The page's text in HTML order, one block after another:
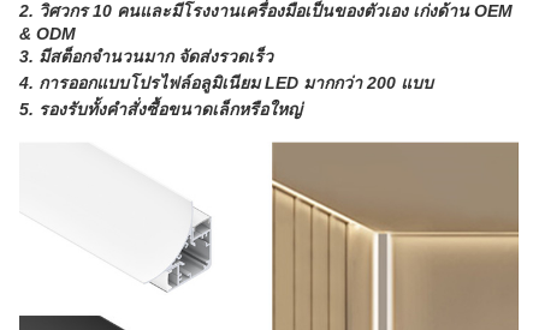
2. วิศวกร 10 คนและมีโรงงานเครื่องมือเป็นของตัวเอง เก่งด้าน OEM
& ODM
3. มีสต็อกจำนวนมาก จัดส่งรวดเร็ว
4. การออกแบบโปรไฟล์อลูมิเนียม LED มากกว่า 200 แบบ
5. รองรับทั้งคำสั่งซื้อขนาดเล็กหรือใหญ่